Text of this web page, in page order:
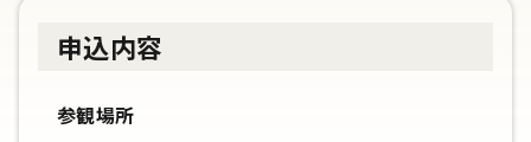
申込内容
参観場所